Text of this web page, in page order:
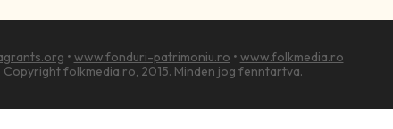
• www.fonduri-patrimoniu.ro • www.folkmedia.ro
folkmedia.ro, 2015. Minden jog fenntartva.